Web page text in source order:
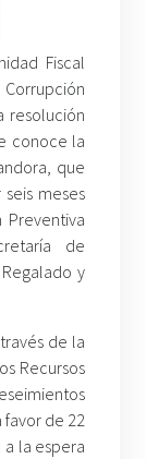
Fiscal
resolución
conoce la
que
meses
de
y
de la
Recursos
favor de 22
la espera